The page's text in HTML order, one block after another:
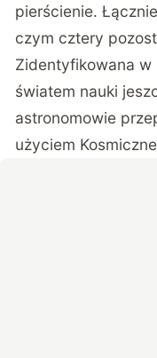
pierścienie.
czym cztery
Zidentyfikowana w
światem nauki
astronomowie
użyciem